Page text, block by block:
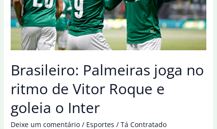
da
Copa
SP
júnior
Brasileiro: Palmeiras joga no
ritmo de Vitor Roque e
goleia o Inter
Deixe um comentário / Esportes / Tá Contratado